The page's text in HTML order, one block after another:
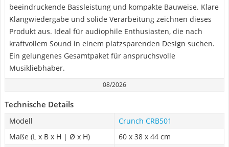
beeindruckende Bassleistung und kompakte Bauweise. Klare
Klangwiedergabe und solide Verarbeitung zeichnen dieses
Produkt aus. Ideal für audiophile Enthusiasten, die nach
kraftvollem Sound in einem platzsparenden Design suchen.
Ein gelungenes Gesamtpaket für anspruchsvolle
Musikliebhaber.
08/2026
Technische Details
Modell
Crunch CRB501
Maße (L x B x H | Ø x H)
60 x 38 x 44 cm